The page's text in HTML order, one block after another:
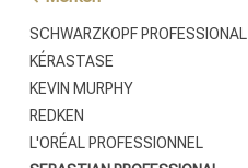
SCHWARZKOPF PROFESSIONAL
KÉRASTASE
KEVIN MURPHY
REDKEN
L'ORÉAL PROFESSIONNEL